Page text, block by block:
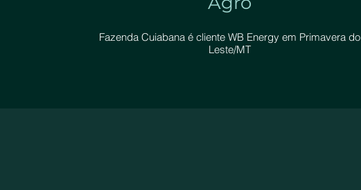
Fazenda Cuiabana é cliente WB Energy em Primavera do
Leste/MT